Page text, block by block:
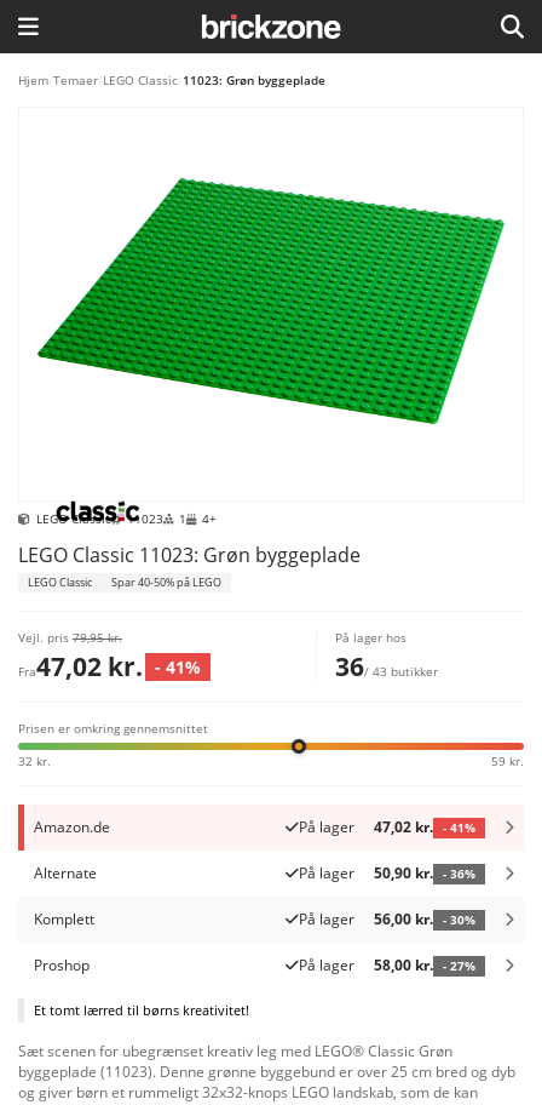
HJEM
LEGO FAVORITTER
Hjem Temaer LEGO Classic 11023: Grøn byggeplade
LEGO Classic 11023 1 4+
LEGO Classic 11023: Grøn byggeplade
LEGO Classic Spar 40-50% på LEGO
Vejl. pris 79,95 kr.
Fra47,02 kr. - 41%
På lager hos
36/ 43 butikker
Prisen er omkring gennemsnittet
32 kr. 59 kr.
Amazon.de På lager 47,02 kr. - 41%
Alternate På lager 50,90 kr. - 36%
Komplett På lager 56,00 kr. - 30%
Proshop På lager 58,00 kr. - 27%
Et tomt lærred til børns kreativitet!
Sæt scenen for ubegrænset kreativ leg med LEGO® Classic Grøn
byggeplade (11023). Denne grønne byggebund er over 25 cm bred og dyb
og giver børn et rummeligt 32x32-knops LEGO landskab, som de kan